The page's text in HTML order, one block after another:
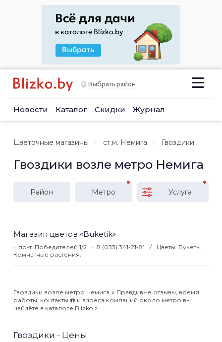
Выбрать район
Новости Каталог Скидки Журнал
Цветочные магазины ст.м. Немига Гвоздики
Гвоздики возле метро Немига
Район Метро Услуга
Магазин цветов «Buketik»
пр-т. Победителей 1/2 8 (033) 341-21-81
Цветы. Букеты.
Комнатные растения.
Гвоздики возле метро Немига ⭐️ Правдивые отзывы, время
работы, контакты ☎️ и адреса компаний около метро вы
найдёте в каталоге Blizko ⚡️
Гвоздики - Цены